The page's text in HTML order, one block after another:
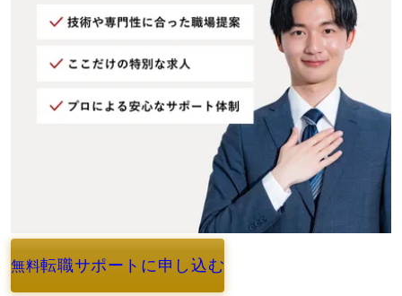
無料転職サポートに申し込む
よくあるご質問